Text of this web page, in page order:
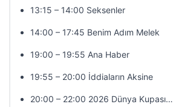
13:15 – 14:00 Seksenler
14:00 – 17:45 Benim Adım Melek
19:00 – 19:55 Ana Haber
19:55 – 20:00 İddiaların Aksine
20:00 – 22:00 2026 Dünya Kupası…